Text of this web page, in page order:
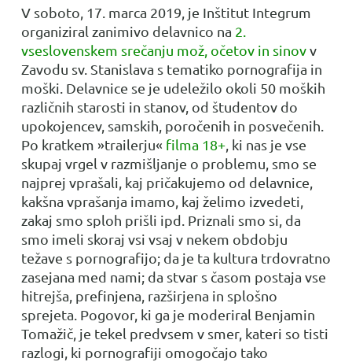
V soboto, 17. marca 2019, je Inštitut Integrum
organiziral zanimivo delavnico na 2.
vseslovenskem srečanju mož, očetov in sinovv
Zavodu sv. Stanislava s tematiko pornografija in
moški. Delavnice se je udeležilo okoli 50 moških
različnih starosti in stanov, od študentov do
upokojencev, samskih, poročenih in posvečenih.
Po kratkem »trailerju« filma 18+, ki nas je vse
skupaj vrgel v razmišljanje o problemu, smo se
najprej vprašali, kaj pričakujemo od delavnice,
kakšna vprašanja imamo, kaj želimo izvedeti,
zakaj smo sploh prišli ipd. Priznali smo si, da
smo imeli skoraj vsi vsaj v nekem obdobju
težave s pornografijo; da je ta kultura trdovratno
zasejana med nami; da stvar s časom postaja vse
hitrejša, prefinjena, razširjena in splošno
sprejeta. Pogovor, ki ga je moderiral Benjamin
Tomažič, je tekel predvsem v smer, kateri so tisti
razlogi, ki pornografiji omogočajo tako